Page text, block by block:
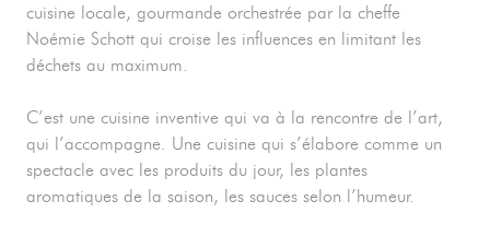
cuisine locale, gourmande orchestrée par la cheffe
Noémie Schott qui croise les influences en limitant les
déchets au maximum.
C’est une cuisine inventive qui va à la rencontre de l’art,
qui l’accompagne. Une cuisine qui s’élabore comme un
spectacle avec les produits du jour, les plantes
aromatiques de la saison, les sauces selon l’humeur.